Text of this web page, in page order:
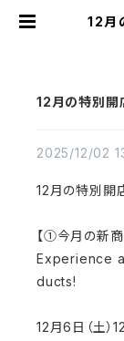
12月
12月の特別
2025/12/02
12月の特別
【①今月の新
Experience
ducts!
12月6日（土